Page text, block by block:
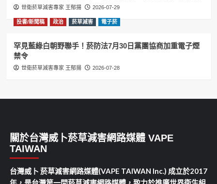
世衛菸草減害專家 王郁揚 2026-07-29
投書/新聞稿 政治 菸草減害 電子菸
罕見藍綠白朝野聯手！菸防法7月30日黨團協商加重電子煙
禁令
世衛菸草減害專家 王郁揚 2026-07-28
關於台灣威卜菸草減害網路媒體 VAPE
TAIWAN
台灣威卜 菸草減害網路媒體(VAPE TAIWAN Inc.) 成立於2017